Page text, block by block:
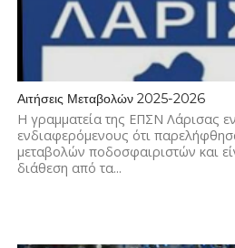
Αιτήσεις Μεταβολών 2025-2026
Η γραμματεία της ΕΠΣΝ Λάρισας
ενδιαφερόμενους ότι
μεταβολών ποδοσφαιριστών και
διάθεση από τα...